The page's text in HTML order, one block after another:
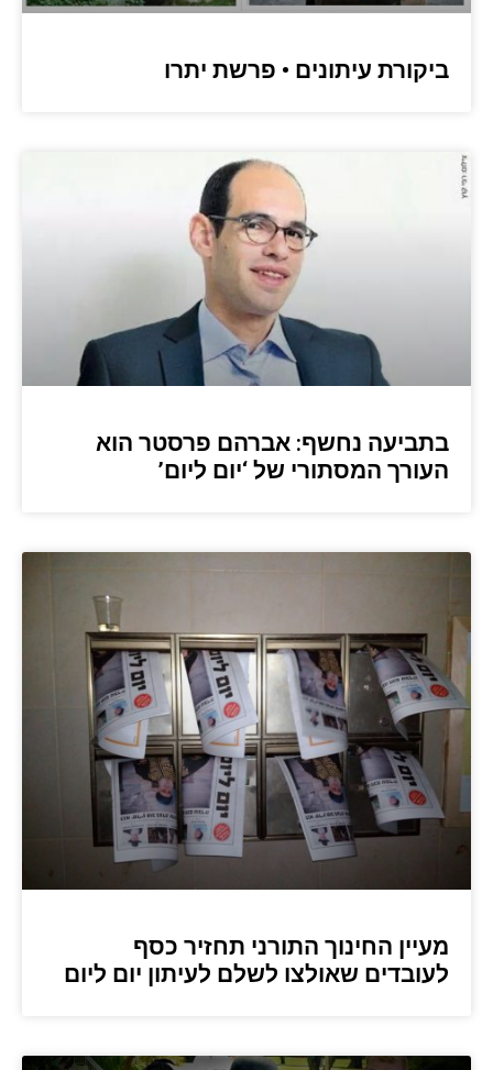
ביקורת עיתונים • פרשת יתרו
בתביעה נחשף: אברהם פרסטר הוא
העורך המסתורי של ‘יום ליום’
מעיין החינוך התורני תחזיר כסף
לעובדים שאולצו לשלם לעיתון יום ליום